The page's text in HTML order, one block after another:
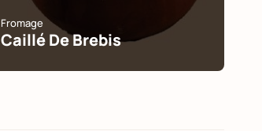
Fromage
Caillé De Brebis